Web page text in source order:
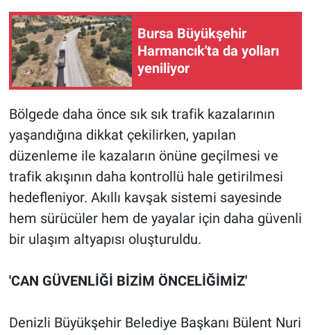
Bursa Büyükşehir
Harmancık'ta da yolları
yeniliyor
Bölgede daha önce sık sık trafik kazalarının
yaşandığına dikkat çekilirken, yapılan
düzenleme ile kazaların önüne geçilmesi ve
trafik akışının daha kontrollü hale getirilmesi
hedefleniyor. Akıllı kavşak sistemi sayesinde
hem sürücüler hem de yayalar için daha güvenli
bir ulaşım altyapısı oluşturuldu.
'CAN GÜVENLİĞİ BİZİM ÖNCELİĞİMİZ'
Denizli Büyükşehir Belediye Başkanı Bülent Nuri